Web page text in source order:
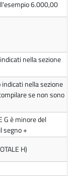
6.000,00
nella sezione
nella sezione
se non sono
G è minore del
segno +
H)